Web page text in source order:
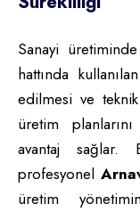
Sanayi
hattında
edilmesi ve teknik
üretim
avantaj
profesyonel
üretim